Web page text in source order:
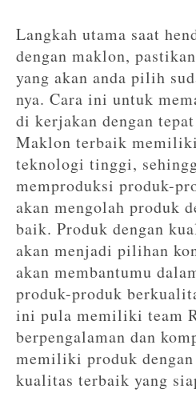
Langkah utama saat
dengan maklon,
yang akan anda pilih
nya. Cara ini untuk
di kerjakan dengan
Maklon terbaik
teknologi tinggi,
memproduksi produk-
akan mengolah produk
baik. Produk dengan
akan menjadi pilihan
akan membantumu
produk-produk
ini pula memiliki team
berpengalaman dan
memiliki produk
kualitas terbaik yang